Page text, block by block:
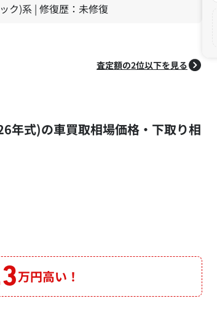
ク)系 | 修復歴：未修復
査定額の2位以下を見る
式)の車買取相場価格・下取り相
万円高い！